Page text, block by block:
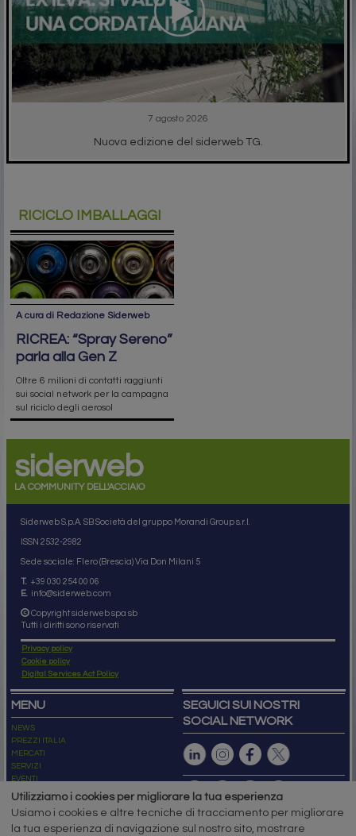
7 agosto 2026
Nuova edizione del siderweb TG.
RICICLO IMBALLAGGI
A cura di Redazione Siderweb
RICREA: “Spray Sereno”
parla alla Gen Z
Oltre 6 milioni di contatti raggiunti
sui social network per la campagna
sul riciclo degli aerosol
siderweb
LA COMMUNITY DELL'ACCIAIO
Siderweb S.p.A. SB Società del gruppo Morandi Group s.r.l.
ISSN 2532-2982
Sede sociale: Flero (Brescia) Via Don Milani 5
T. +39 030 254 00 06
E. info@siderweb.com
Copyright siderweb spa sb
Tutti i diritti sono riservati
Privacy policy
Cookie policy
Digital Services Act Policy
MENU
NEWS
PREZZI ITALIA
MERCATI
SERVIZI
EVENTI
ABBONAMENTI
NEWSLETTER
SEGUICI SUI NOSTRI
SOCIAL NETWORK
Utilizziamo i cookies per migliorare la tua esperienza
Usiamo i cookies e altre tecniche di tracciamento per migliorare
la tua esperienza di navigazione sul nostro sito, mostrare